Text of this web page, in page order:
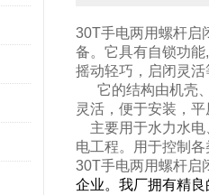
30T手电两用螺杆启
备。它具有自锁功
摇动轻巧，启闭灵活
它的结构由机壳、
灵活，便于安装，
主要用于水力水电
电工程。用于控制
30T手电两用螺杆启
企业。我厂拥有精